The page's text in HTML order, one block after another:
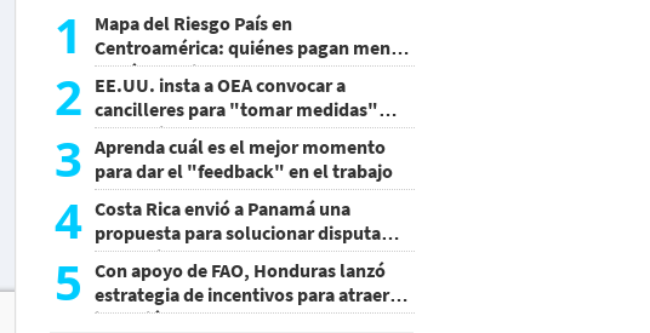
1
Mapa del Riesgo País en
Centroamérica: quiénes pagan menos
y cuáles mejoraron
2 EE.UU. insta a OEA convocar a
cancilleres para "tomar medidas"
sobre Nicaragua
3 Aprenda cuál es el mejor momento
para dar el "feedback" en el trabajo
4 Costa Rica envió a Panamá una
propuesta para solucionar disputa
comercial
5
Con apoyo de FAO, Honduras lanzó
estrategia de incentivos para atraer
inversión al agro